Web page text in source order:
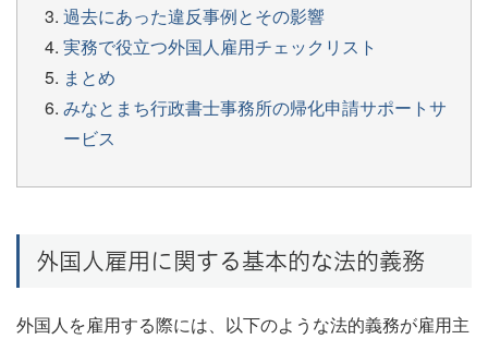
過去にあった違反事例とその影響
実務で役立つ外国人雇用チェックリスト
まとめ
みなとまち行政書士事務所の帰化申請サポートサ
ービス
外国人雇用に関する基本的な法的義務
外国人を雇用する際には、以下のような法的義務が雇用主